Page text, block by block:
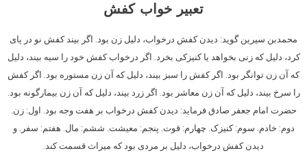
تعبیر خواب کفش
محمدبن سیرین گوید: دیدن کفش درخواب، دلیل زن بود. اگر بیند کفش نو در پای
کرد، دلیل که زنی بخواهد یا کنیزکی بخرد. اگر درخواب کفش خود را سیه بیند، دلیل
که آن زن توانگر بود. اگر کفش را سبز بیند، دلیل که آن زن مستوره بود. اگر کفش
را سرخ بیند، دلیل که آن زن معاشر بود. اگر زرد بیند، دلیل که آن زن بیمارگونه بود.
حضرت امام جعفر صادق فرماید: دیدن کفش درخواب بر هفت وجه بود. اول: زن.
دوم: خادم. سوم: کنیزک. چهارم: قوت. پنجم: معیشت. ششم: مال. هفتم: سفر. و
دیدن کفش درخواب، دلیل بر مردی بود که میراث قسمت کند.